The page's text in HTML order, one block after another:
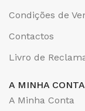
Condições de
Contactos
Livro de
A MINHA CONTA
A Minha Conta